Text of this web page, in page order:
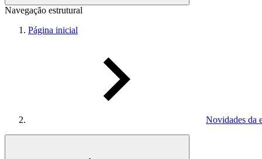
Navegação estrutural
Página inicial
Novidades da